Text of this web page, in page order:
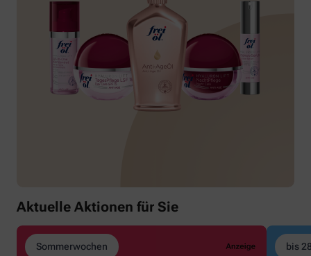
Aktuelle Aktionen für Sie
Sommerwochen bis